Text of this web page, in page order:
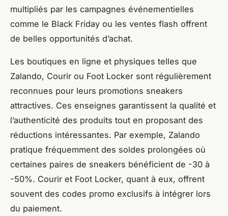
multipliés par les campagnes événementielles
comme le Black Friday ou les ventes flash offrent
de belles opportunités d’achat.
Les boutiques en ligne et physiques telles que
Zalando, Courir ou Foot Locker sont régulièrement
reconnues pour leurs promotions sneakers
attractives. Ces enseignes garantissent la qualité et
l’authenticité des produits tout en proposant des
réductions intéressantes. Par exemple, Zalando
pratique fréquemment des soldes prolongées où
certaines paires de sneakers bénéficient de -30 à
-50%. Courir et Foot Locker, quant à eux, offrent
souvent des codes promo exclusifs à intégrer lors
du paiement.